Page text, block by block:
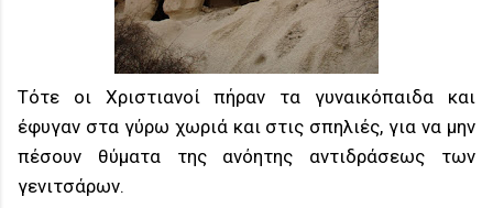
Τότε οι Χριστιανοί πήραν τα γυναικόπαιδα και
έφυγαν στα γύρω χωριά και στις σπηλιές, για να μην
πέσουν θύματα της ανόητης αντιδράσεως των
γενιτσάρων.